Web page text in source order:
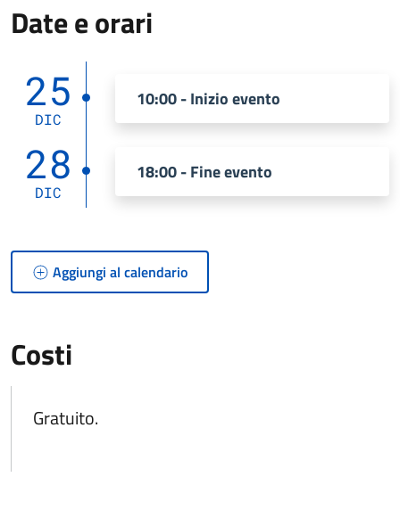
Date e orari
25
DIC
10:00 - Inizio evento
28
DIC
18:00 - Fine evento
Aggiungi al calendario
Costi
Gratuito.